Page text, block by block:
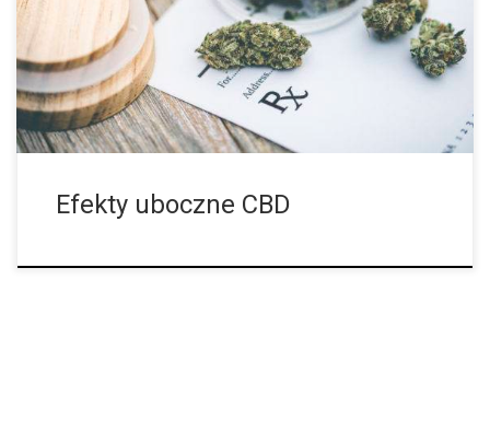
chemiczna pochodząca z cannabis. Związek należy do
klasyfikacji znanej jako kannabinoidy, które występują zarówno
w cannabis (fitokannabinoidy) jak i w ludzkim organizmie
(endokannabinoidy). W ostatnich latach CBD stało się
niesłychanie znane, a stało się tak głównie ze względu na […]
Efekty uboczne CBD